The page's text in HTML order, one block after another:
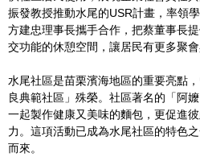
振發教授推動水尾的USR計畫，率領
方建忠理事長攜手合作，把蔡董事長
交功能的休憩空間，讓居民有更多聚會
水尾社區是苗栗濱海地區的重要亮點
良典範社區」殊榮。社區著名的「阿
一起製作健康又美味的麵包，更促進
力。這項活動已成為水尾社區的特色
而來。